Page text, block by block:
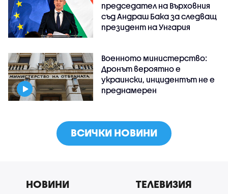
председател на Върховния
съд Андраш Бака за следващ
президент на Унгария
Военното министерство:
Дронът вероятно е
украински, инцидентът не е
преднамерен
ВСИЧКИ НОВИНИ
НОВИНИ ТЕЛЕВИЗИЯ